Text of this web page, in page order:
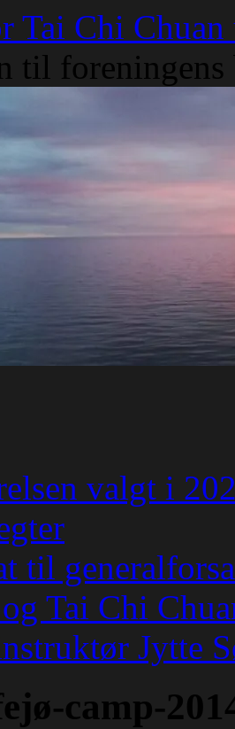
Tai Chi Chuan
til
valgt i
til
Tai Chi
Jytte
camp-